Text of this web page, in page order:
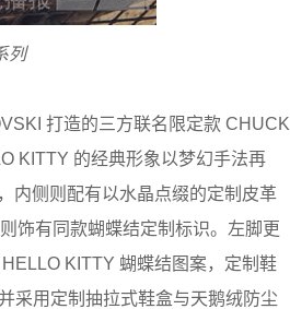
列
打造的三方联名限定款 CHUCK
KITTY 的经典形象以梦幻手法再
内侧则配有以水晶点缀的定制皮革
饰有同款蝴蝶结定制标识。左脚更
KITTY 蝴蝶结图案，定制鞋
采用定制抽拉式鞋盒与天鹅绒防尘